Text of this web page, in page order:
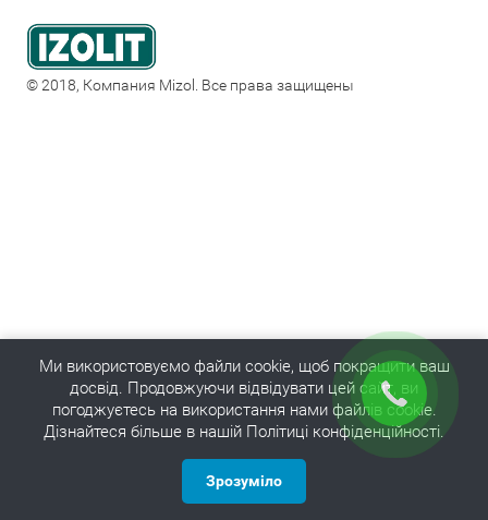
© 2018, Компания Mizol. Все права защищены
Ми використовуємо файли cookie, щоб покращити ваш
досвід. Продовжуючи відвідувати цей сайт, ви
погоджуєтесь на використання нами файлів cookie.
Дізнайтеся більше в нашій Політиці конфіденційності.
Зрозуміло